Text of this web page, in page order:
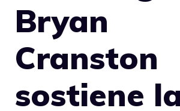
Bryan
Cranston
sostiene